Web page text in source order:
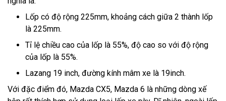
Lốp có độ rộng 225mm, khoảng cách giữa 2 thành lốp
là 225mm.
Tỉ lệ chiều cao của lốp là 55%, độ cao so với độ rộng
của lốp là 55%.
Lazang 19 inch, đường kính mâm xe là 19inch.
Với đặc điểm đó, Mazda CX5, Mazda 6 là những dòng xế